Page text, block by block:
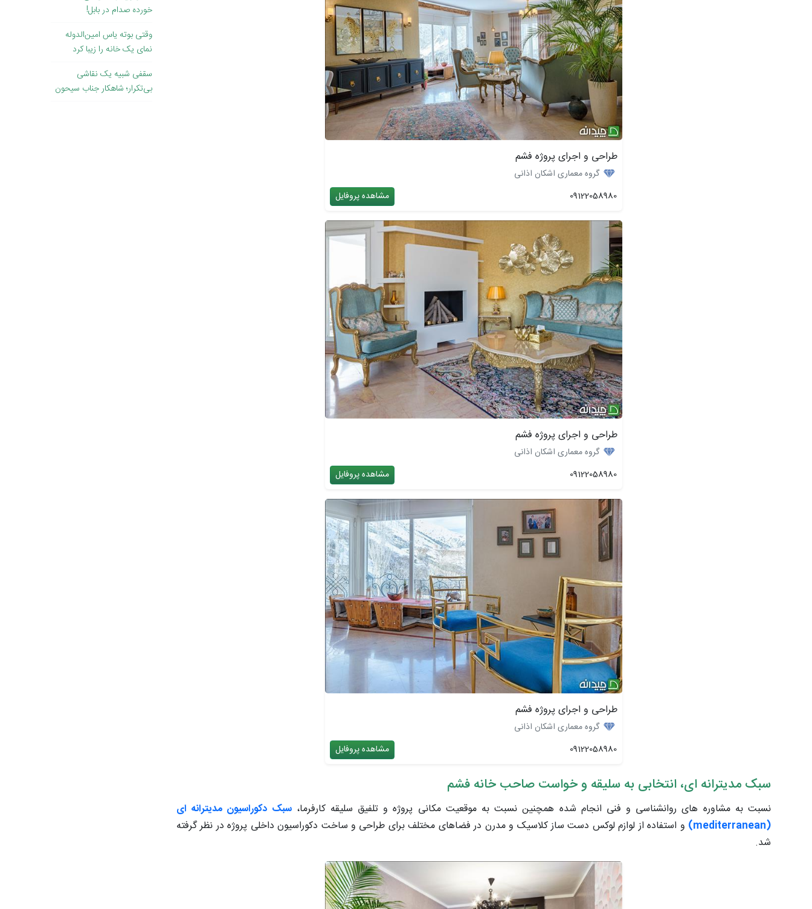
طراحی و اجرای پروژه فشم
گروه معماری اشکان اذانی
09122058980
مشاهده پروفایل
طراحی و اجرای پروژه فشم
گروه معماری اشکان اذانی
09122058980
مشاهده پروفایل
طراحی و اجرای پروژه فشم
گروه معماری اشکان اذانی
09122058980
مشاهده پروفایل
سبک مدیترانه ای، انتخابی به سلیقه و خواست صاحب خانه فشم
نسبت به مشاوره های روانشناسی و فنی انجام شده همچنین نسبت به موقعیت مکانی پروژه و تلفیق سلیقه کارفرما،سبک دکوراسیون مدیترانه ای
(mediterranean)
و استفاده از لوازم لوکس دست ساز کلاسیک و مدرن در فضاهای مختلف برای طراحی و ساخت دکوراسیون داخلی پروژه در نظر گرفته
شد.
‌خورده صدام در بابل!
وقتی بوته یاس امین‌الدوله
نمای یک خانه را زیبا کرد
سقفی شبیه یک نقاشی
بی‌تکرار؛ شاهکار جناب سیحون